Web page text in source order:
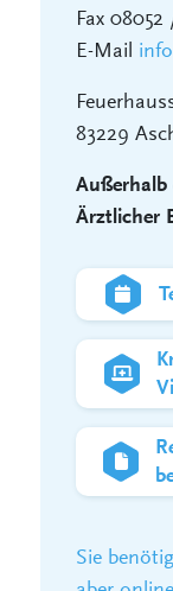
Fax 08052
E-Mail
83229
Außerhalb
Ärztlicher
Sie